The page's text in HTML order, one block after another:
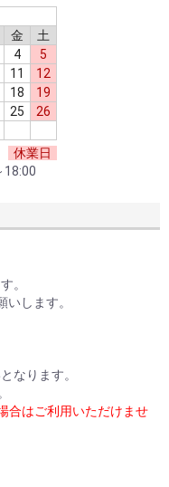
金
土
4
5
11
12
18
19
25
26
休業日
18:00
。
します。
なります。
合はご利用いただけませ